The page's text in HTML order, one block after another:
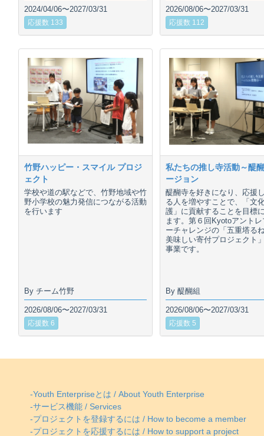
2024/04/06〜2027/03/31
応援数 133
2026/08/06〜2027/03/31
応援数 112
竹野ハッピー・スマイル プロジ
ェクト
学校や道の駅などで、竹野地域や竹
野小学校の魅力発信につながる活動
を行います
By チーム竹野
2026/08/06〜2027/03/31
応援数 6
私たちの推し寺活動～醍
ージョン
醍醐寺を好きになり、応援
る人を増やすことで、「文
護」に貢献することを目標
ます。第６回Kyotoアント
ーチャレンジの「五重塔る
美味しい寄付プロジェクト
事業です。
By 醍醐組
2026/08/06〜2027/03/31
応援数 5
-Youth Enterpriseとは / About Youth Enterprise
-サービス機能 / Services
-プロジェクトを登録するには / How to become a member
-プロジェクトを応援するには / How to support a project